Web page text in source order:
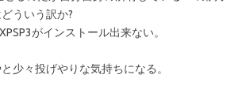
ういう訳か?
がインストール出来ない。
少々投げやりな気持ちになる。